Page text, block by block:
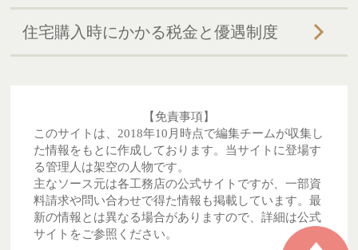
住宅購入時にかかる税金と優遇制度
【免責事項】
このサイトは、2018年10月時点で編集チームが収集し
た情報をもとに作成しております。当サイトに登場す
る管理人は架空の人物です。
主なソース元は各工務店の公式サイトですが、一部資
料請求や問い合わせで得た情報も掲載しています。最
新の情報とは異なる場合がありますので、詳細は公式
サイトをご参照ください。